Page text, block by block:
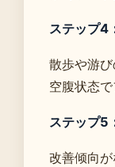
ステップ4
散歩や游び
空腹状态
ステップ5
改善倾向が